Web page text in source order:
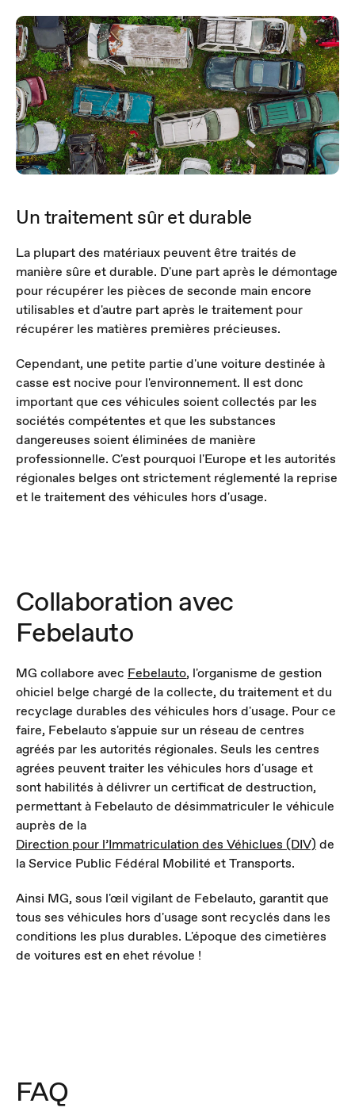
Un traitement sûr et durable
La plupart des matériaux peuvent être traités de
manière sûre et durable. D'une part après le démontage
pour récupérer les pièces de seconde main encore
utilisables et d'autre part après le traitement pour
récupérer les matières premières précieuses.
Cependant, une petite partie d'une voiture destinée à
casse est nocive pour l'environnement. Il est donc
important que ces véhicules soient collectés par les
sociétés compétentes et que les substances
dangereuses soient éliminées de manière
professionnelle. C'est pourquoi l'Europe et les autorités
régionales belges ont strictement réglementé la reprise
et le traitement des véhicules hors d'usage.
Collaboration avec
Febelauto
MG collabore avec Febelauto, l'organisme de gestion
ohiciel belge chargé de la collecte, du traitement et du
recyclage durables des véhicules hors d'usage. Pour ce
faire, Febelauto s'appuie sur un réseau de centres
agréés par les autorités régionales. Seuls les centres
agrées peuvent traiter les véhicules hors d'usage et
sont habilités à délivrer un certificat de destruction,
permettant à Febelauto de désimmatriculer le véhicule
auprès de la
Direction pour l’Immatriculation des Véhiclues (DIV) de
la Service Public Fédéral Mobilité et Transports.
Ainsi MG, sous l'œil vigilant de Febelauto, garantit que
tous ses véhicules hors d'usage sont recyclés dans les
conditions les plus durables. L'époque des cimetières
de voitures est en ehet révolue !
FAQ